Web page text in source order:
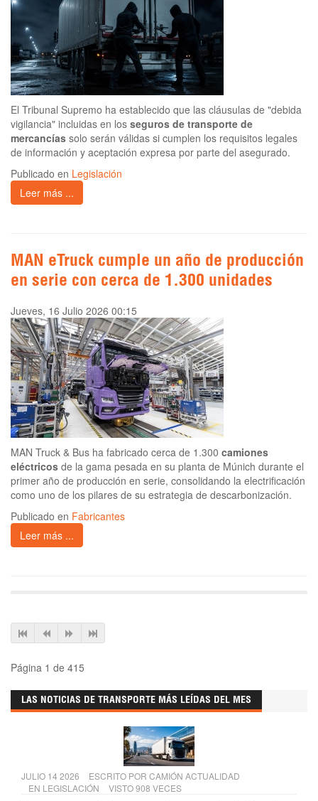
El Tribunal Supremo ha establecido que las cláusulas de "debida
vigilancia" incluidas en los seguros de transporte de
mercancías solo serán válidas si cumplen los requisitos legales
de información y aceptación expresa por parte del asegurado.
Publicado en Legislación
Leer más ...
MAN eTruck cumple un año de producción
en serie con cerca de 1.300 unidades
Jueves, 16 Julio 2026 00:15
MAN Truck & Bus ha fabricado cerca de 1.300 camiones
eléctricos de la gama pesada en su planta de Múnich durante el
primer año de producción en serie, consolidando la electrificación
como uno de los pilares de su estrategia de descarbonización.
Publicado en Fabricantes
Leer más ...
Página 1 de 415
LAS NOTICIAS DE TRANSPORTE MÁS LEÍDAS DEL MES
JULIO 14 2026 ESCRITO POR CAMIÓN ACTUALIDAD
EN LEGISLACIÓN VISTO 908 VECES